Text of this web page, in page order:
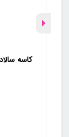
کاسه